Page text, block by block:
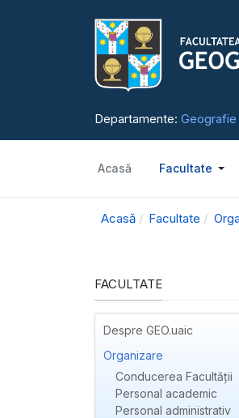
Departamente: Geografie
Acasă Facultate
Acasă Facultate
FACULTATE
Despre GEO.uaic
Organizare
Conducerea Facultății
Personal academic
Personal administrativ